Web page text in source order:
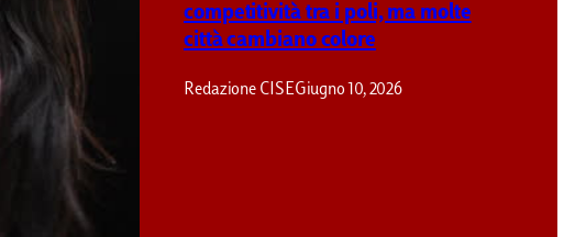
competitività tra i poli, ma molte
città cambiano colore
Redazione CISEGiugno 10, 2026